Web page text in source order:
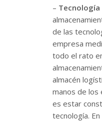
–
de las
empresa
todo el rato
almacén
manos de
es estar
tecnología.